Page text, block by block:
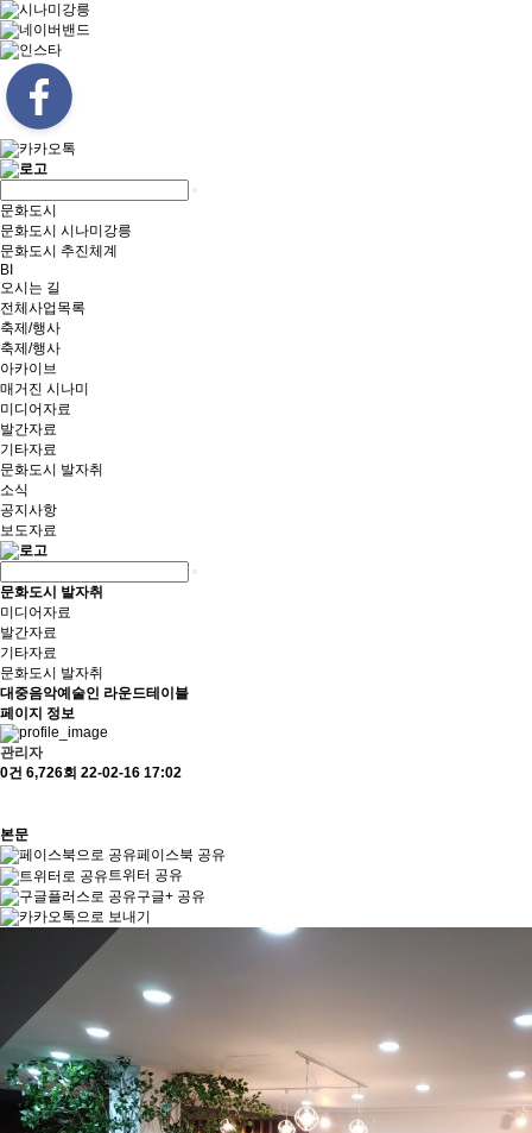
문화도시
문화도시 시나미강릉
문화도시 추진체계
BI
오시는 길
전체사업목록
축제/행사
축제/행사
아카이브
매거진 시나미
미디어자료
발간자료
기타자료
문화도시 발자취
소식
공지사항
보도자료
문화도시 발자취
미디어자료
발간자료
기타자료
문화도시 발자취
대중음악예술인 라운드테이블
페이지 정보
관리자
0건 6,726회 22-02-16 17:02
본문
페이스북 공유
트위터 공유
구글+ 공유